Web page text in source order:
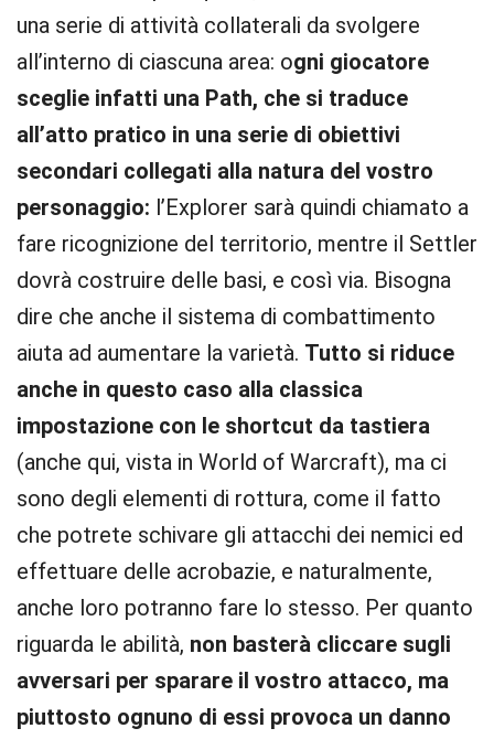
una serie di attività collaterali da svolgere
all’interno di ciascuna area: ogni giocatore
sceglie infatti una Path, che si traduce
all’atto pratico in una serie di obiettivi
secondari collegati alla natura del vostro
personaggio: l’Explorer sarà quindi chiamato a
fare ricognizione del territorio, mentre il Settler
dovrà costruire delle basi, e così via. Bisogna
dire che anche il sistema di combattimento
aiuta ad aumentare la varietà. Tutto si riduce
anche in questo caso alla classica
impostazione con le shortcut da tastiera
(anche qui, vista in World of Warcraft), ma ci
sono degli elementi di rottura, come il fatto
che potrete schivare gli attacchi dei nemici ed
effettuare delle acrobazie, e naturalmente,
anche loro potranno fare lo stesso. Per quanto
riguarda le abilità, non basterà cliccare sugli
avversari per sparare il vostro attacco, ma
piuttosto ognuno di essi provoca un danno